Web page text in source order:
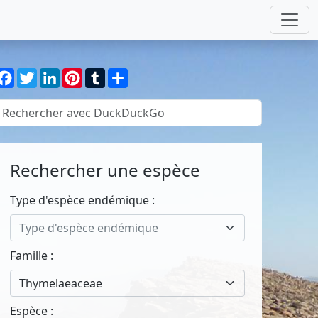
Facebook
TwitterLinkedInPinterest
TumblrPartager
Rechercher une espèce
Type d'espèce endémique :
Type d'espèce endémique
Famille :
Thymelaeaceae
Espèce :